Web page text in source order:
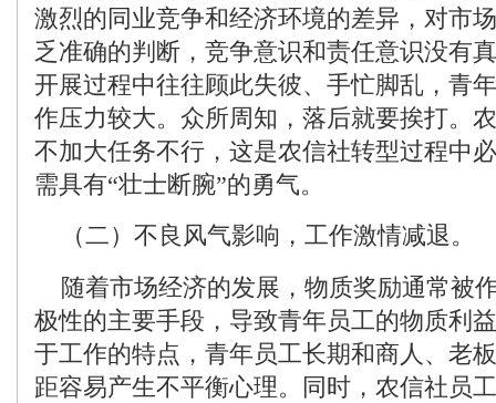
激烈的同业竞争和经济环境的差异，对市
乏准确的判断，竞争意识和责任意识没有
开展过程中往往顾此失彼、手忙脚乱，青
作压力较大。众所周知，落后就要挨打。
不加大任务不行，这是农信社转型过程中
需具有“壮士断腕”的勇气。
（二）不良风气影响，工作激情减退。
随着市场经济的发展，物质奖励通常被
极性的主要手段，导致青年员工的物质利
于工作的特点，青年员工长期和商人、老
距容易产生不平衡心理。同时，农信社员